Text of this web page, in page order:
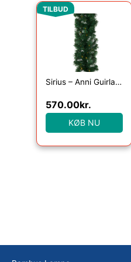
TILBUD
Sirius – Anni Guirlande i gran, 4,8 m, grøn
Den oprindelige
570.00kr.
Den
KØB NU